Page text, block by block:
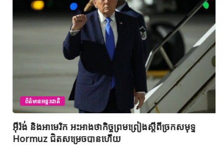
ព័ត៌មានអន្តរជាតិ
អ៊ីរ៉ង់ និងអាមេរិក អះអាងថាកិច្ចព្រមព្រៀងស្តីពីច្រកសមុទ្ទ
Hormuz ជិតសម្រេចបានហើយ